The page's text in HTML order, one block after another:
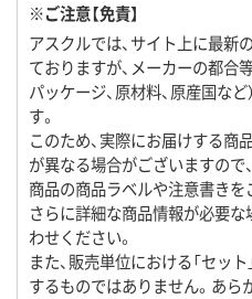
※ご注意【免責】
アスクルでは、サイト上に最新
ておりますが、メーカーの都合等
パッケージ、原材料、原産国な
す。
このため、実際にお届けする商
が異なる場合がございますので
商品の商品ラベルや注意書きを
さらに詳細な商品情報が必要な
わせください。
また、販売単位における「セッ
するものではありません。あら